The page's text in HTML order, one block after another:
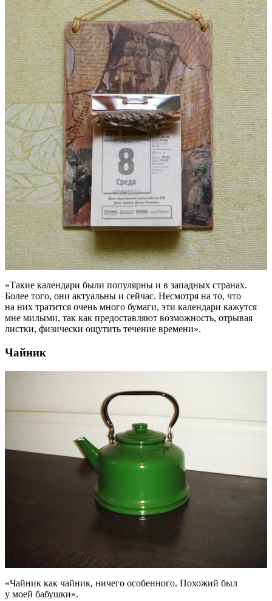
«Такие календари были популярны и в западных странах.
Более того, они актуальны и сейчас. Несмотря на то, что
на них тратится очень много бумаги, эти календари кажутся
мне милыми, так как предоставляют возможность, отрывая
листки, физически ощутить течение времени».
Чайник
«Чайник как чайник, ничего особенного. Похожий был
у моей бабушки».